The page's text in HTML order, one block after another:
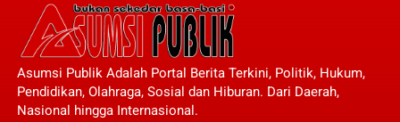
Asumsi Publik Adalah Portal Berita Terkini, Politik, Hukum,
Pendidikan, Olahraga, Sosial dan Hiburan. Dari Daerah,
Nasional hingga Internasional.